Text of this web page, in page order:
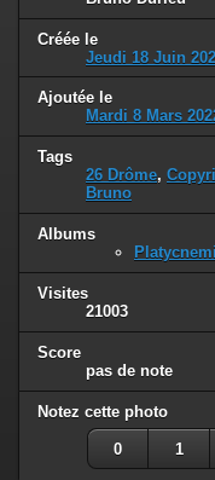
Créée le
Jeudi 18 Juin
Ajoutée le
Mardi 8 Mars
Tags
26 Drôme,
Bruno
Albums
Visites
21003
Score
pas de note
Notez cette photo
0 1